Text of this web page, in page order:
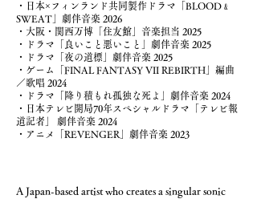
・日本×フィンランド共同製作ドラマ「BLOOD﹠
SWEAT」劇伴音楽 2026
・大阪・関西万博「住友館」音楽担当 2025
・ドラマ「良いこと悪いこと」劇伴音楽 2025
・ドラマ「夜の道標」 劇伴音楽 2025
・ゲーム「FINAL FANTASY VII REBIRTH」編曲
／歌唱 2024
・ドラマ「降り積もれ孤独な死よ」劇伴音楽 2024
・日本テレビ開局70年スペシャルドラマ「テレビ報
道記者」 劇伴音楽 2024
・アニメ「REVENGER」劇伴音楽 2023
A Japan-based artist who creates a singular sonic